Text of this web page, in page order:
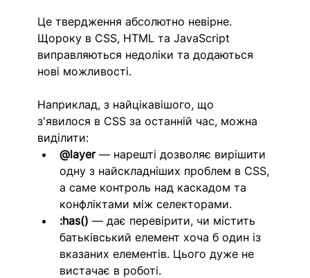
Це твердження абсолютно невірне.
Щороку в CSS, HTML та JavaScript
виправляються недоліки та додаються
нові можливості.
Наприклад, з найцікавішого, що
з'явилося в CSS за останній час, можна
виділити:
@layer — нарешті дозволяє вирішити
одну з найскладніших проблем в CSS,
а саме контроль над каскадом та
конфліктами між селекторами.
:has() — дає перевірити, чи містить
батьківський елемент хоча б один із
вказаних елементів. Цього дуже не
вистачає в роботі.